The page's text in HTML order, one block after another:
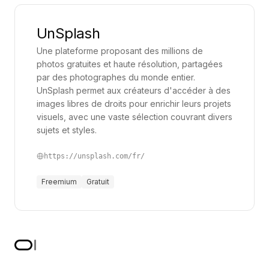
UnSplash
Une plateforme proposant des millions de
photos gratuites et haute résolution, partagées
par des photographes du monde entier.
UnSplash permet aux créateurs d'accéder à des
images libres de droits pour enrichir leurs projets
visuels, avec une vaste sélection couvrant divers
sujets et styles.
https://unsplash.com/fr/
Freemium Gratuit